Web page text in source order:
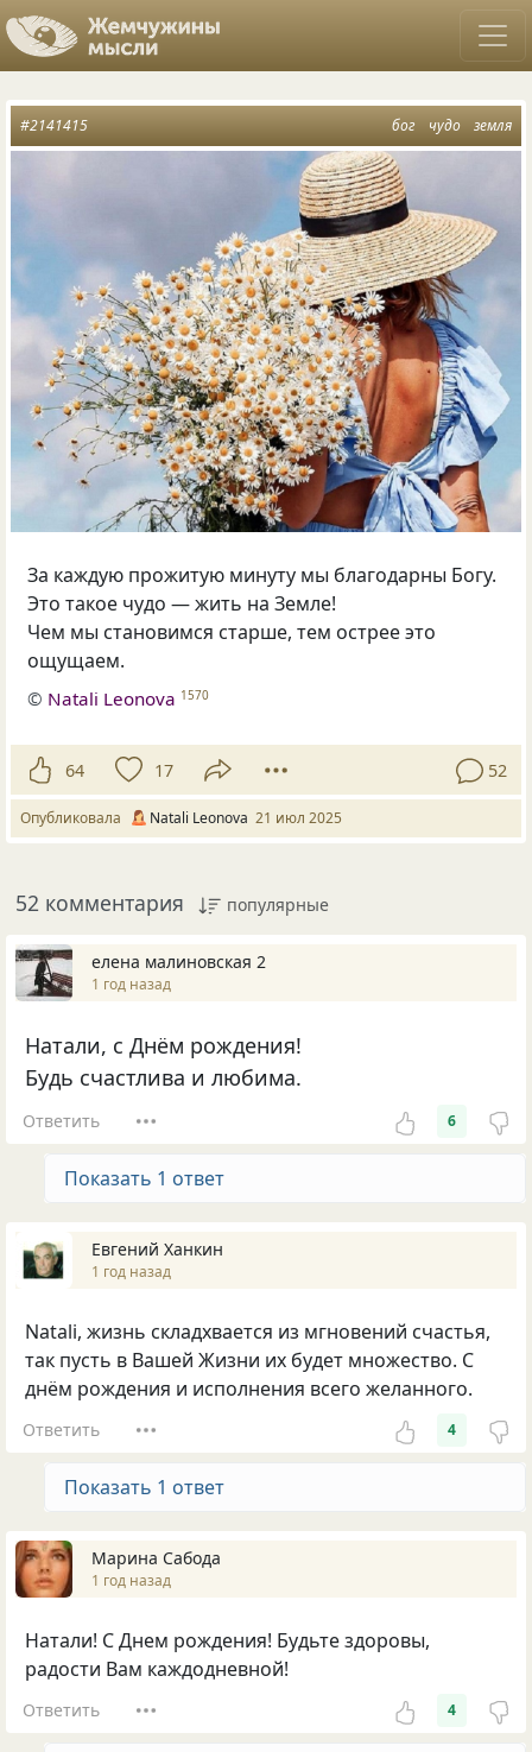
бог чудо земля
#2141415
За каждую прожитую минуту мы благодарны Богу.
Это такое чудо — жить на Земле!
Чем мы становимся старше, тем острее это
ощущаем.
© Natali Leonova 1570
64 17 52
Опубликовала Natali Leonova 21 июл 2025
52 комментария популярные
елена малиновская 2
1 год назад
Натали, с Днём рождения!
Будь счастлива и любима.
Ответить 6
Показать 1 ответ
Евгений Ханкин
1 год назад
Natali, жизнь складхвается из мгновений счастья,
так пусть в Вашей Жизни их будет множество. С
днём рождения и исполнения всего желанного.
Ответить 4
Показать 1 ответ
Марина Сабода
1 год назад
Натали! С Днем рождения! Будьте здоровы,
радости Вам каждодневной!
Ответить 4